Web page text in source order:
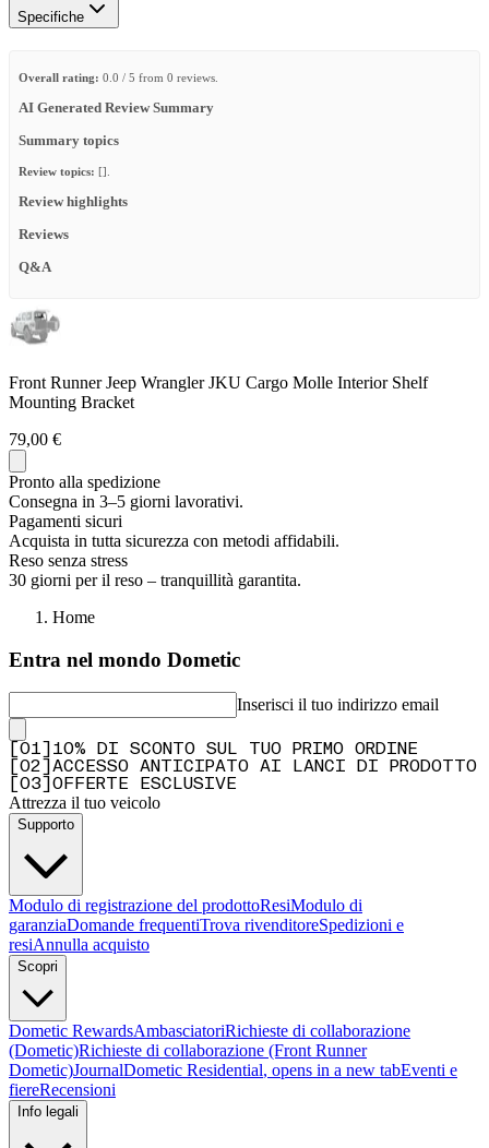
Specifiche
Overall rating: 0.0 / 5 from 0 reviews.
AI Generated Review Summary
Summary topics
Review topics: [].
Review highlights
Reviews
Q&A
Front Runner Jeep Wrangler JKU Cargo Molle Interior Shelf
Mounting Bracket
79,00 €
Pronto alla spedizione
Consegna in 3–5 giorni lavorativi.
Pagamenti sicuri
Acquista in tutta sicurezza con metodi affidabili.
Reso senza stress
30 giorni per il reso – tranquillità garantita.
Home
Entra nel mondo Dometic
Inserisci il tuo indirizzo email
01
10% DI SCONTO SUL TUO PRIMO ORDINE
02
ACCESSO ANTICIPATO AI LANCI DI PRODOTTO
03 OFFERTE ESCLUSIVE
Attrezza il tuo veicolo
Supporto
Modulo di registrazione del prodottoResiModulo di
garanziaDomande frequentiTrova rivenditoreSpedizioni e
resiAnnulla acquisto
Scopri
Dometic RewardsAmbasciatoriRichieste di collaborazione
(Dometic)Richieste di collaborazione (Front Runner
Dometic)JournalDometic Residential, opens in a new tabEventi e
fiereRecensioni
Info legali